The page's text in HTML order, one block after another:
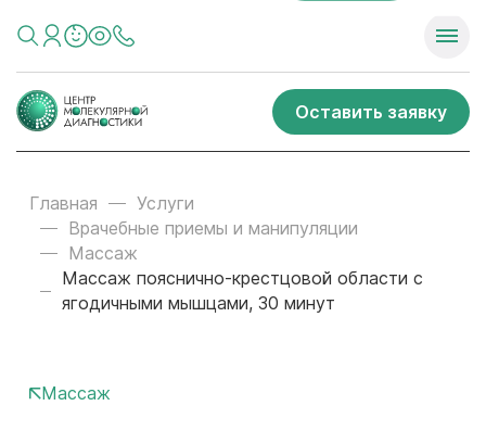
Оставить заявку
Главная
Услуги
Врачебные приемы и манипуляции
Массаж
Массаж пояснично-крестцовой области с
ягодичными мышцами, 30 минут
Массаж